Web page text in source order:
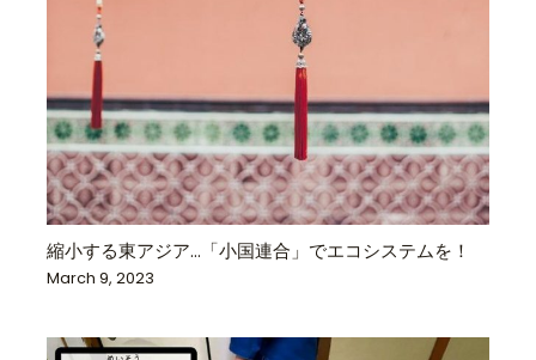
縮小する東アジア…「小国連合」でエコシステムを！
March 9, 2023